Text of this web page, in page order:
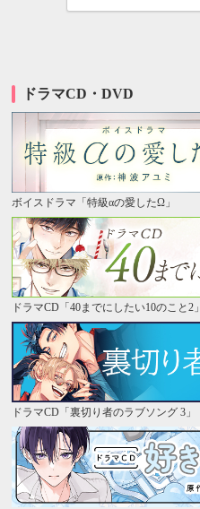
ドラマCD・DVD
ボイスドラマ「特級αの愛したΩ」
ドラマCD「40までにしたい10のこと2」
ドラマCD「裏切り者のラブソング 3」